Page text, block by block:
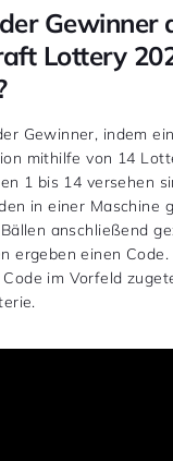
Gewinner
Lottery
Gewinner, indem
mithilfe von 14
1 bis 14 versehen
in einer Maschine
anschließend
ergeben einen Code.
im Vorfeld